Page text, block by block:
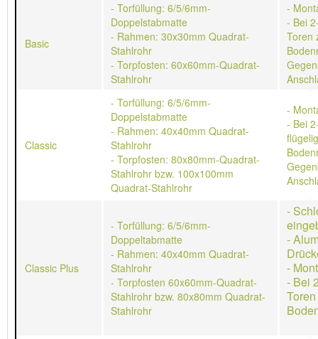
Basic
- Torfüllung: 6/5/6mm-
Doppelstabmatte
- Rahmen: 30x30mm Quadrat-
Stahlrohr
- Torpfosten: 60x60mm-Quadrat-
Stahlrohr
-
- Bei
Toren
Classic
- Torfüllung: 6/5/6mm-
Doppelstabmatte
- Rahmen: 40x40mm Quadrat-
Stahlrohr
- Torpfosten: 80x80mm-Quadrat-
Stahlrohr bzw. 100x100mm
Quadrat-Stahlrohr
-
- Bei
Classic Plus
- Torfüllung: 6/5/6mm-
Doppeltabmatte
- Rahmen: 40x40mm Quadrat-
Stahlrohr
- Torpfosten 60x60mm-Quadrat-
Stahlrohr bzw. 80x80mm Quadrat-
Stahlrohr
-
-
-
- Bei